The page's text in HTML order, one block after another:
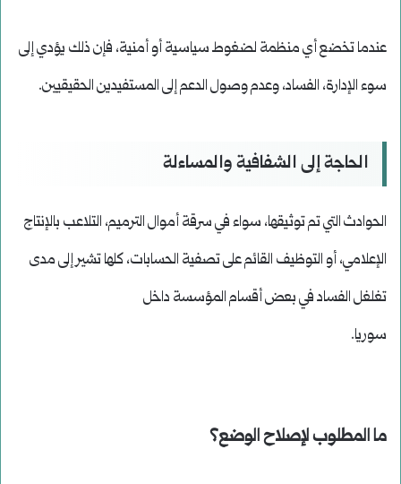
عندما تخضع أي منظمة لضغوط سياسية أو أمنية، فإن ذلك يؤدي إلى
سوء الإدارة، الفساد، وعدم وصول الدعم إلى المستفيدين الحقيقيين.
الحاجة إلى الشفافية والمساءلة
الحوادث التي تم توثيقها، سواء في سرقة أموال الترميم، التلاعب بالإنتاج
الإعلامي، أو التوظيف القائم على تصفية الحسابات، كلها تشير إلى مدى
تغلغل الفساد في بعض أقسام المؤسسة داخل
سوريا.
ما المطلوب لإصلاح الوضع؟